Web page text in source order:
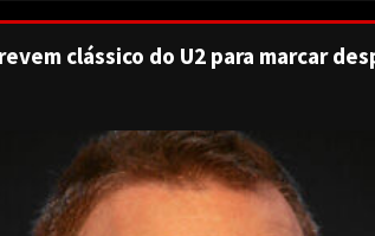
clássico do U2 para marcar